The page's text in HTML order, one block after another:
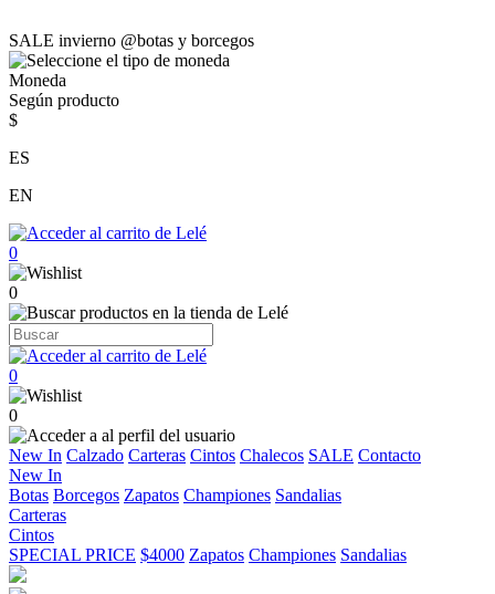
SALE invierno @botas y borcegos
Moneda
Según producto
$
ES
EN
0
0
0
0
New In Calzado Carteras Cintos Chalecos SALE Contacto
New In
Botas Borcegos Zapatos Championes Sandalias
Carteras
Cintos
SPECIAL PRICE $4000 Zapatos Championes Sandalias